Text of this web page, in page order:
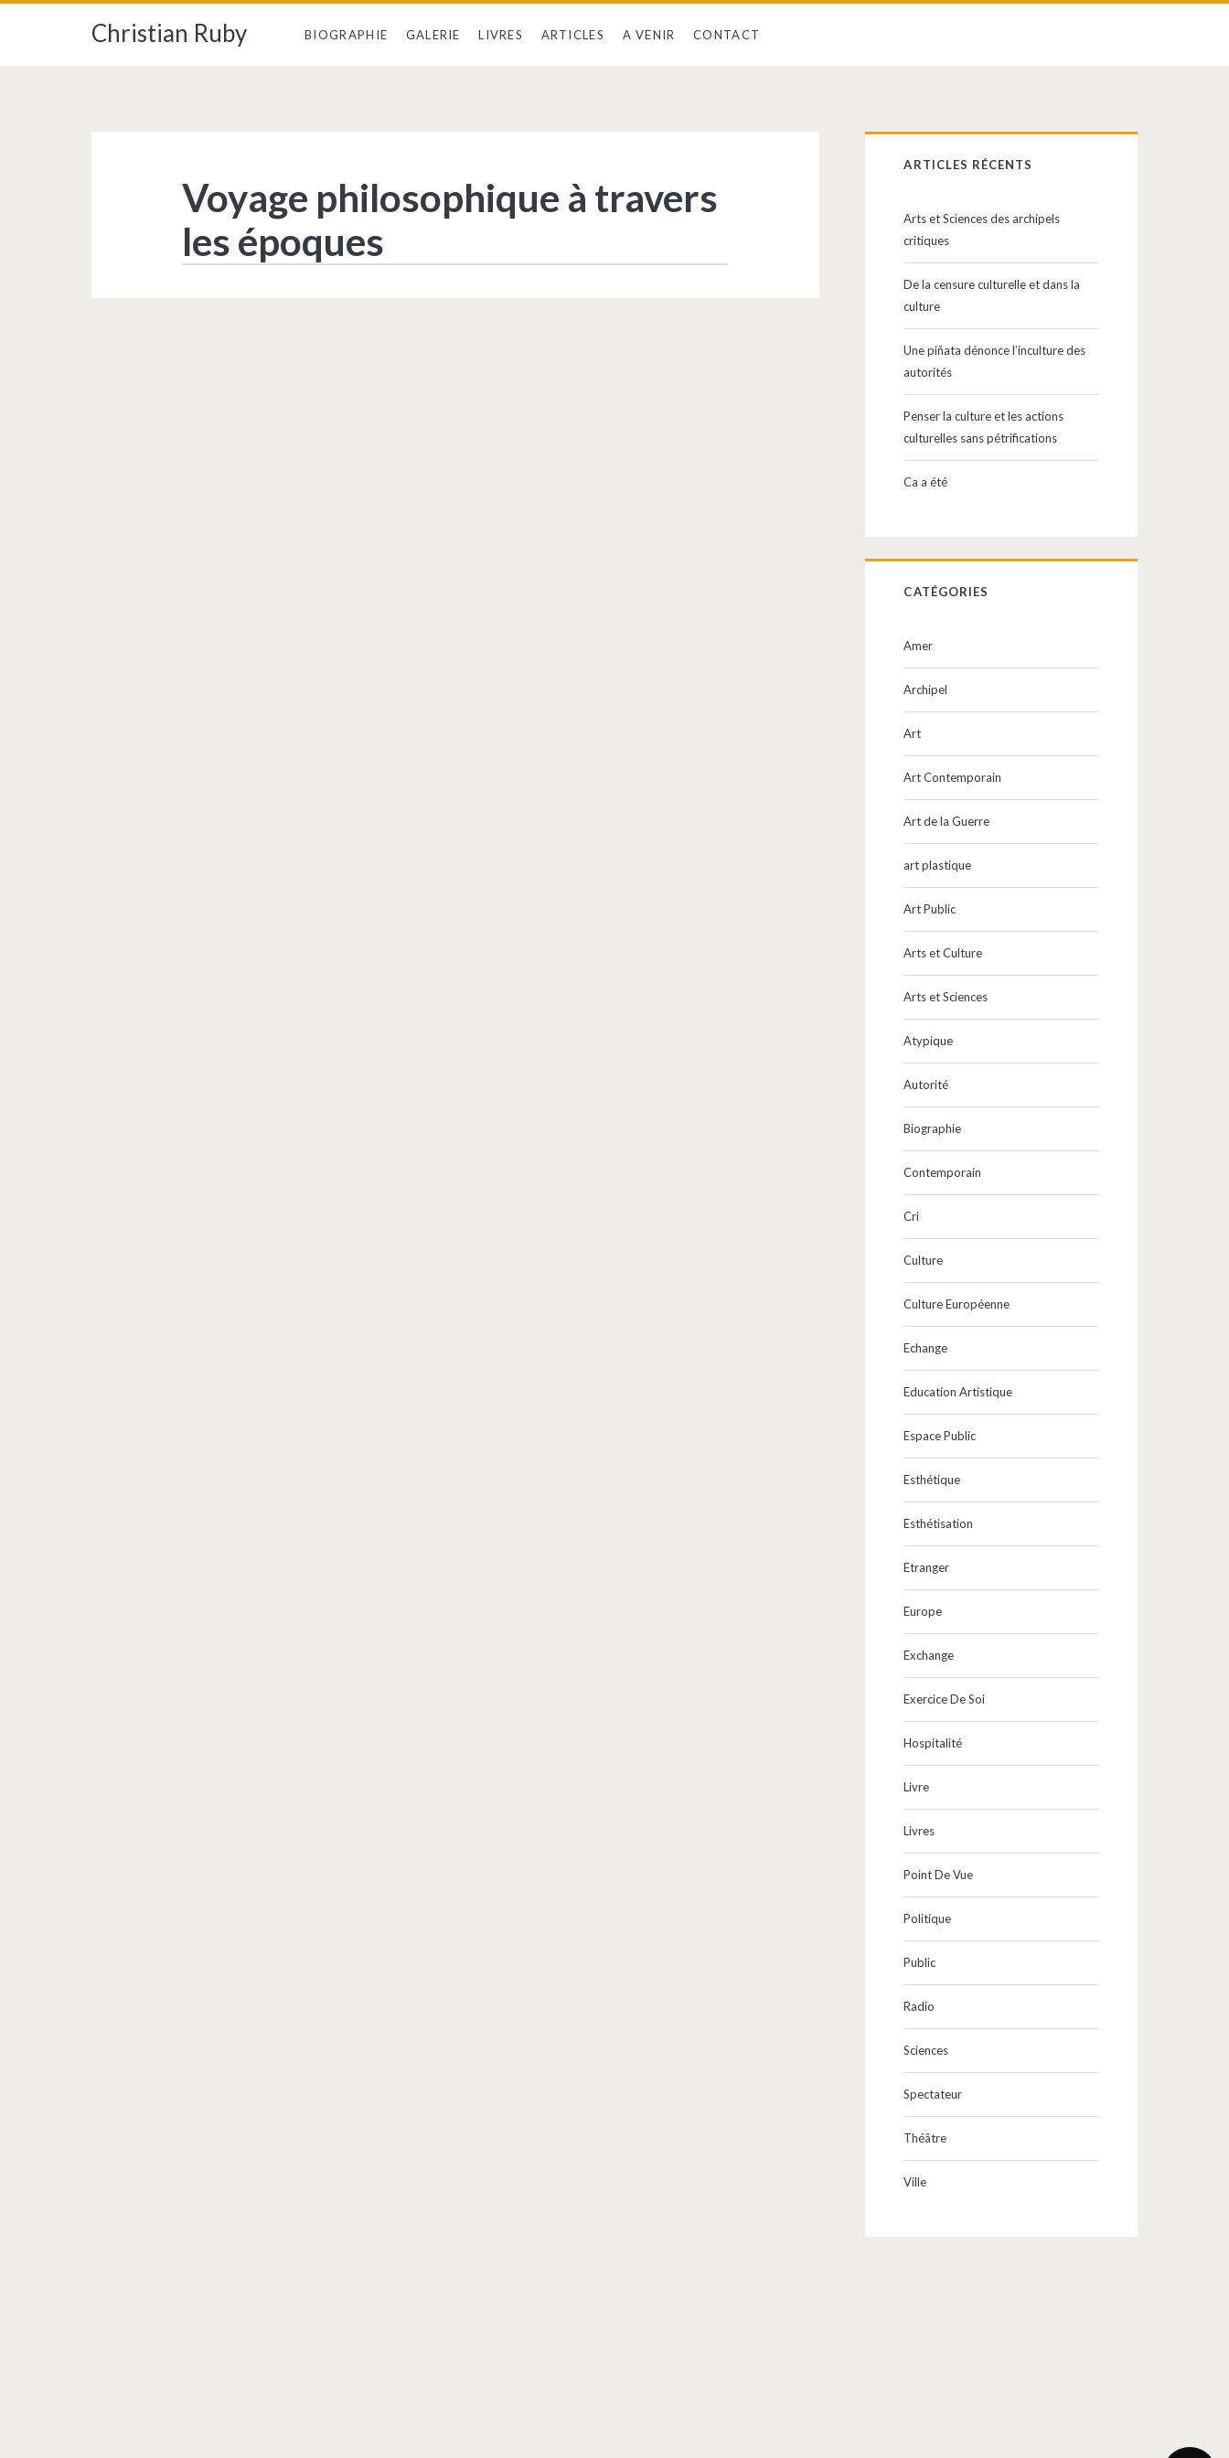
Christian Ruby BIOGRAPHIE GALERIE LIVRES ARTICLES A VENIR CONTACT
Voyage philosophique à travers
les époques
Barre
principale
ARTICLES RÉCENTS
Arts et Sciences des archipels
critiques
De la censure culturelle et dans la
culture
Une piñata dénonce l’inculture des
autorités
Penser la culture et les actions
culturelles sans pétrifications
Ca a été
CATÉGORIES
Amer
Archipel
Art
Art Contemporain
Art de la Guerre
art plastique
Art Public
Arts et Culture
Arts et Sciences
Atypique
Autorité
Biographie
Contemporain
Cri
Culture
Culture Européenne
Echange
Education Artistique
Espace Public
Esthétique
Esthétisation
Etranger
Europe
Exchange
Exercice De Soi
Hospitalité
Livre
Livres
Point De Vue
Politique
Public
Radio
Sciences
Spectateur
Théâtre
Ville